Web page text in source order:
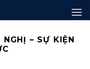
NGHỊ – SỰ KIỆN